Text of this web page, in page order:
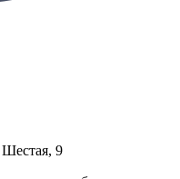
Шестая, 9